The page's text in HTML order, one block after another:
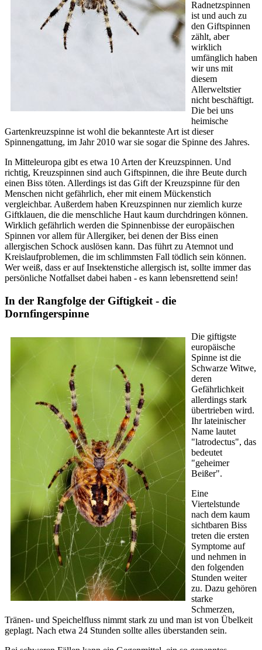
Radnetzspinnen
ist und auch zu
den Giftspinnen
zählt, aber
wirklich
umfänglich haben
wir uns mit
diesem
Allerweltstier
nicht beschäftigt.
Die bei uns
heimische
Gartenkreuzspinne ist wohl die bekannteste Art ist dieser
Spinnengattung, im Jahr 2010 war sie sogar die Spinne des Jahres.
In Mitteleuropa gibt es etwa 10 Arten der Kreuzspinnen. Und
richtig, Kreuzspinnen sind auch Giftspinnen, die ihre Beute durch
einen Biss töten. Allerdings ist das Gift der Kreuzspinne für den
Menschen nicht gefährlich, eher mit einem Mückenstich
vergleichbar. Außerdem haben Kreuzspinnen nur ziemlich kurze
Giftklauen, die die menschliche Haut kaum durchdringen können.
Wirklich gefährlich werden die Spinnenbisse der europäischen
Spinnen vor allem für Allergiker, bei denen der Biss einen
allergischen Schock auslösen kann. Das führt zu Atemnot und
Kreislaufproblemen, die im schlimmsten Fall tödlich sein können.
Wer weiß, dass er auf Insektenstiche allergisch ist, sollte immer das
persönliche Notfallset dabei haben - es kann lebensrettend sein!
In der Rangfolge der Giftigkeit - die
Dornfingerspinne
Die giftigste
europäische
Spinne ist die
Schwarze Witwe,
deren
Gefährlichkeit
allerdings stark
übertrieben wird.
Ihr lateinischer
Name lautet
"latrodectus", das
bedeutet
"geheimer
Beißer".
Eine
Viertelstunde
nach dem kaum
sichtbaren Biss
treten die ersten
Symptome auf
und nehmen in
den folgenden
Stunden weiter
zu. Dazu gehören
starke
Schmerzen,
Tränen- und Speichelfluss nimmt stark zu und man ist von Übelkeit
geplagt. Nach etwa 24 Stunden sollte alles überstanden sein.